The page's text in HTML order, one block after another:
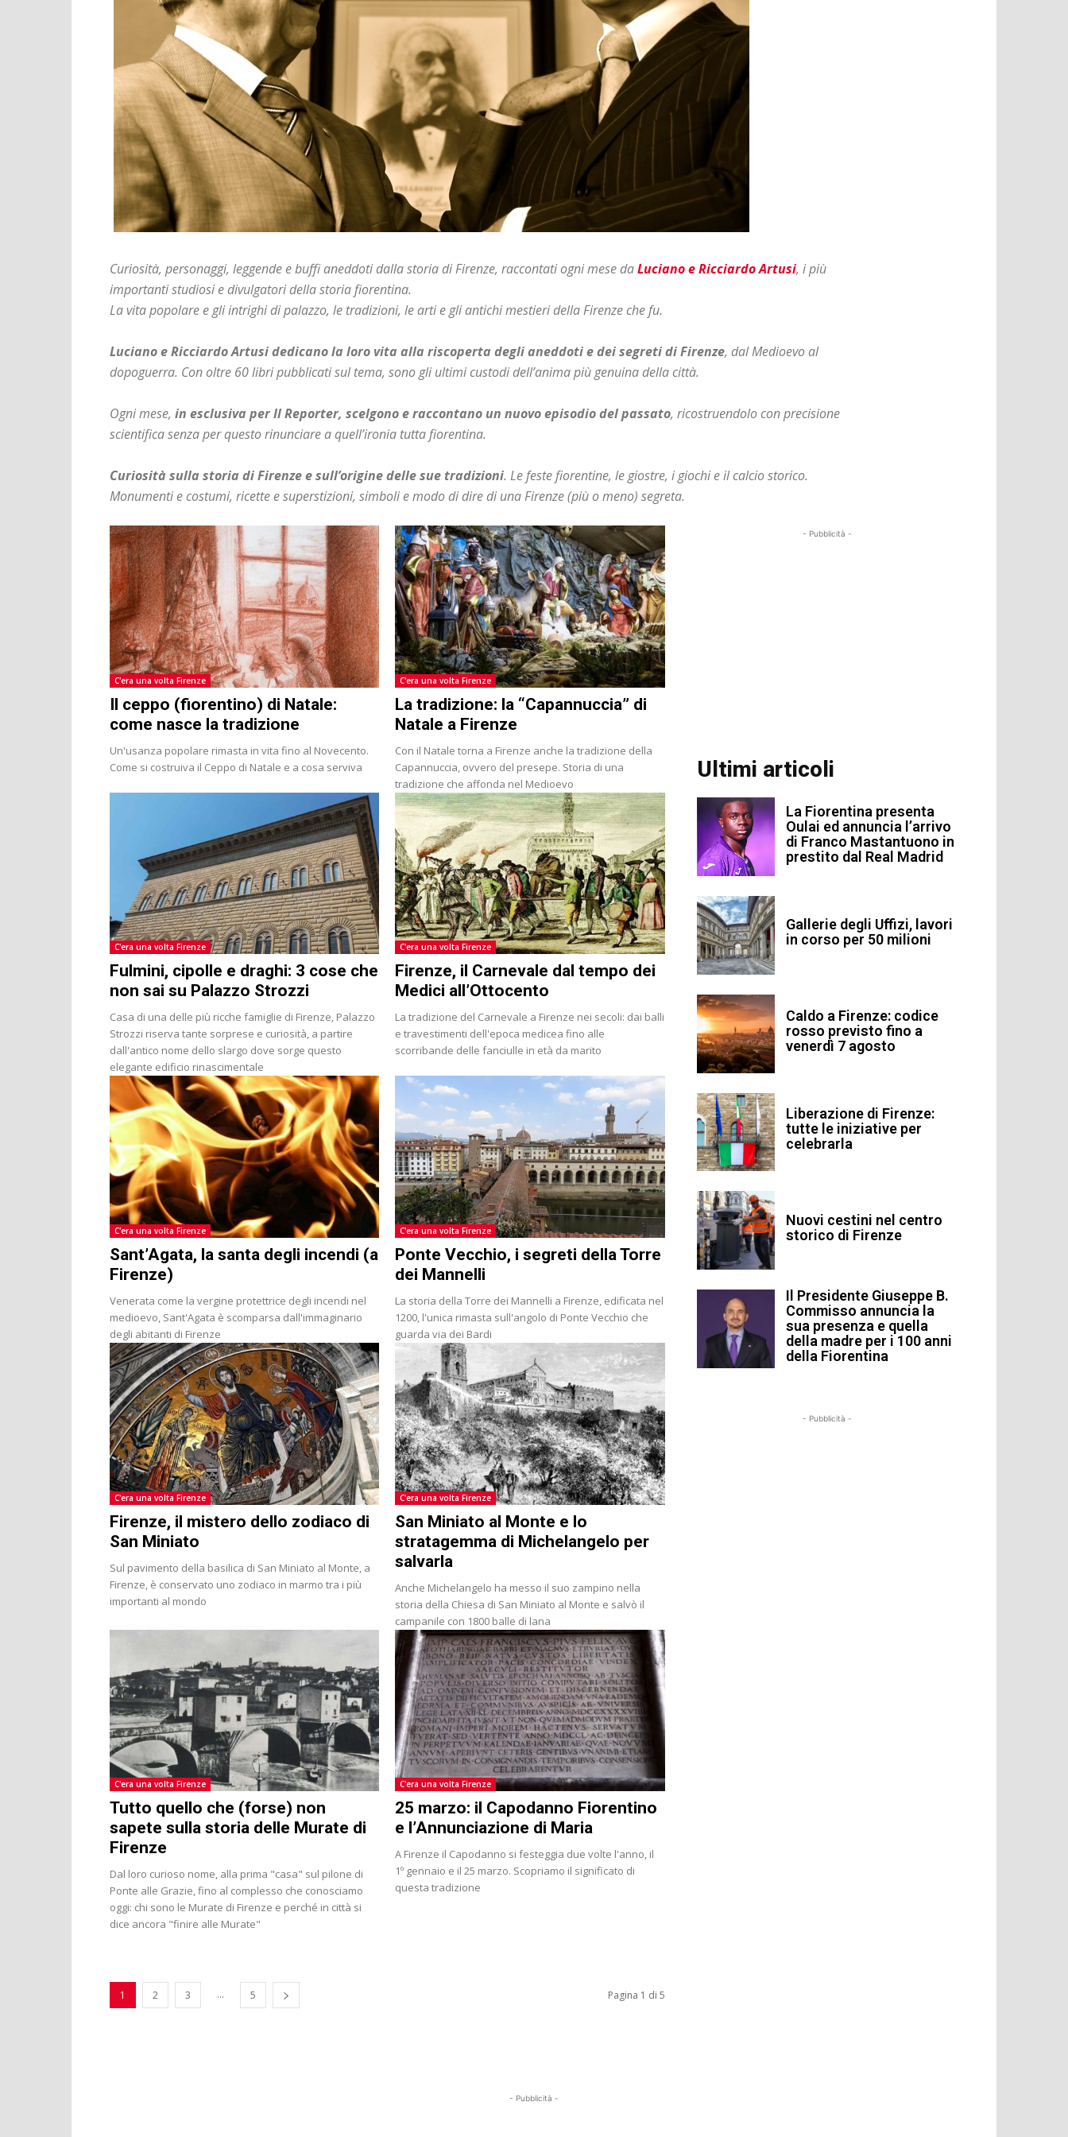
Curiosità, personaggi, leggende e buffi aneddoti dalla storia di Firenze, raccontati ogni mese daLuciano e Ricciardo Artusi, i più
importanti studiosi e divulgatori della storia fiorentina.
La vita popolare e gli intrighi di palazzo, le tradizioni, le arti e gli antichi mestieri della Firenze che fu.
Luciano e Ricciardo Artusi dedicano la loro vita alla riscoperta degli aneddoti e dei segreti di Firenze, dal Medioevo al
dopoguerra. Con oltre 60 libri pubblicati sul tema, sono gli ultimi custodi dell’anima più genuina della città.
Ogni mese, in esclusiva perIl Reporter, scelgono e raccontano un nuovo episodio del passato, ricostruendolo con precisione
scientifica senza per questo rinunciare a quell’ironia tutta fiorentina.
Curiosità sulla storia di Firenze e sull’origine delle sue tradizioni. Le feste fiorentine, le giostre, i giochi e il calcio storico.
Monumenti e costumi, ricette e superstizioni, simboli e modo di dire di una Firenze (più o meno) segreta.
C'era una volta Firenze
Il ceppo (fiorentino) di Natale:
come nasce la tradizione
Un'usanza popolare rimasta in vita fino al Novecento.
Come si costruiva il Ceppo di Natale e a cosa serviva
C'era una volta Firenze
La tradizione: la “Capannuccia” di
Natale a Firenze
Con il Natale torna a Firenze anche la tradizione della
Capannuccia, ovvero del presepe. Storia di una
tradizione che affonda nel Medioevo
C'era una volta Firenze
Fulmini, cipolle e draghi: 3 cose che
non sai su Palazzo Strozzi
Casa di una delle più ricche famiglie di Firenze, Palazzo
Strozzi riserva tante sorprese e curiosità, a partire
dall'antico nome dello slargo dove sorge questo
elegante edificio rinascimentale
C'era una volta Firenze
Firenze, il Carnevale dal tempo dei
Medici all’Ottocento
La tradizione del Carnevale a Firenze nei secoli: dai balli
e travestimenti dell'epoca medicea fino alle
scorribande delle fanciulle in età da marito
C'era una volta Firenze
Sant’Agata, la santa degli incendi (a
Firenze)
Venerata come la vergine protettrice degli incendi nel
medioevo, Sant'Agata è scomparsa dall'immaginario
degli abitanti di Firenze
C'era una volta Firenze
Ponte Vecchio, i segreti della Torre
dei Mannelli
La storia della Torre dei Mannelli a Firenze, edificata nel
1200, l'unica rimasta sull'angolo di Ponte Vecchio che
guarda via dei Bardi
C'era una volta Firenze
Firenze, il mistero dello zodiaco di
San Miniato
Sul pavimento della basilica di San Miniato al Monte, a
Firenze, è conservato uno zodiaco in marmo tra i più
importanti al mondo
C'era una volta Firenze
San Miniato al Monte e lo
stratagemma di Michelangelo per
salvarla
Anche Michelangelo ha messo il suo zampino nella
storia della Chiesa di San Miniato al Monte e salvò il
campanile con 1800 balle di lana
C'era una volta Firenze
Tutto quello che (forse) non
sapete sulla storia delle Murate di
Firenze
Dal loro curioso nome, alla prima "casa" sul pilone di
Ponte alle Grazie, fino al complesso che conosciamo
oggi: chi sono le Murate di Firenze e perché in città si
dice ancora "finire alle Murate"
C'era una volta Firenze
25 marzo: il Capodanno Fiorentino
e l’Annunciazione di Maria
A Firenze il Capodanno si festeggia due volte l'anno, il
1º gennaio e il 25 marzo. Scopriamo il significato di
questa tradizione
1 2 3 ... 5 Pagina 1 di 5
- Pubblicità -
Ultimi articoli
La Fiorentina presenta
Oulai ed annuncia l’arrivo
di Franco Mastantuono in
prestito dal Real Madrid
Gallerie degli Uffizi, lavori
in corso per 50 milioni
Caldo a Firenze: codice
rosso previsto fino a
venerdì 7 agosto
Liberazione di Firenze:
tutte le iniziative per
celebrarla
Nuovi cestini nel centro
storico di Firenze
Il Presidente Giuseppe B.
Commisso annuncia la
sua presenza e quella
della madre per i 100 anni
della Fiorentina
- Pubblicità -
- Pubblicità -